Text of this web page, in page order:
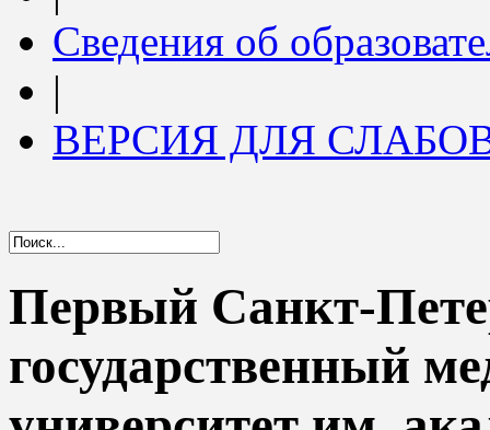
Сведения об
|
ВЕРСИЯ ДЛЯ
Первый Санкт-
государственный